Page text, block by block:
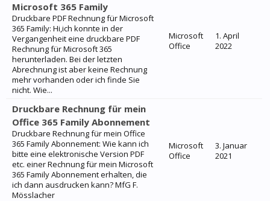
Microsoft 365 Family
Druckbare PDF Rechnung für Microsoft
365 Family: Hi,ich konnte in der
Vergangenheit eine druckbare PDF
Rechnung für Microsoft 365
herunterladen. Bei der letzten
Abrechnung ist aber keine Rechnung
mehr vorhanden oder ich finde Sie
nicht. Wie...
Microsoft
Office
1. April
2022
Druckbare Rechnung für mein
Office 365 Family Abonnement
Druckbare Rechnung für mein Office
365 Family Abonnement: Wie kann ich
bitte eine elektronische Version PDF
etc. einer Rechnung für mein Microsoft
365 Family Abonnement erhalten, die
ich dann ausdrucken kann? MfG F.
Mösslacher
Microsoft
Office
3. Januar
2021